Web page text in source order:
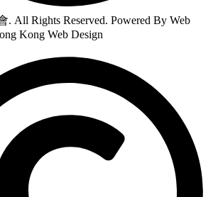
All Rights Reserved. Powered By Web
Kong Web Design